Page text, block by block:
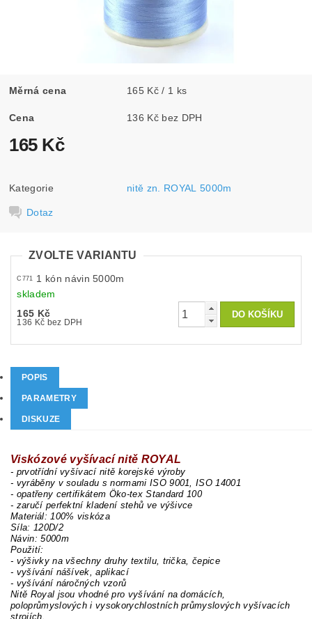
Měrná cena 165 Kč / 1 ks
Cena 136 Kč bez DPH
165 Kč
Kategorie nitě zn. ROYAL 5000m
Dotaz
ZVOLTE VARIANTU
C771 1 kón návin 5000m
skladem
165 Kč
136 Kč bez DPH
POPIS
PARAMETRY
DISKUZE
Viskózové vyšívací nitě ROYAL
- prvotřídní vyšívací nitě korejské výroby
- vyráběny v souladu s normami ISO 9001, ISO 14001
- opatřeny certifikátem Öko-tex Standard 100
- zaručí perfektní kladení stehů ve výšivce
Materiál: 100% viskóza
Síla: 120D/2
Návin: 5000m
Použití:
- výšivky na všechny druhy textilu, trička, čepice
- vyšívání nášívek, aplikací
- vyšívání náročných vzorů
Nitě Royal jsou vhodné pro vyšívání na domácích,
poloprůmyslových i vysokorychlostních průmyslových vyšívacích
strojích.